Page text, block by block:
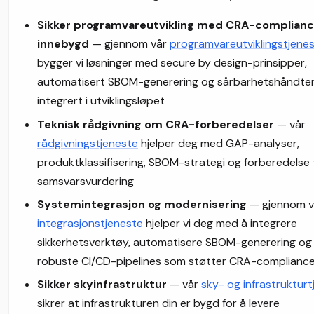
Sikker programvareutvikling med CRA-
innebygd — gjennom vår
bygger vi løsninger med secure by design-prinsipper,
automatisert SBOM-generering og
integrert i utviklingsløpet
Teknisk rådgivning om CRA-forberedelser — vår
rådgivningstjeneste hjelper deg med GAP-analyser,
produktklassifisering, SBOM-strategi og forberedelse
samsvarsvurdering
Systemintegrasjon og modernisering — gjennom
integrasjonstjeneste hjelper vi deg med å integrere
sikkerhetsverktøy, automatisere SBOM-generering
robuste CI/CD-pipelines som støtter CRA-
Sikker skyinfrastruktur — vårsky- og
sikrer at infrastrukturen din er bygd for å levere